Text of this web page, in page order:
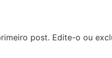
post. Edite-o ou